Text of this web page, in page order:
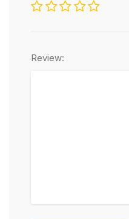
Review: